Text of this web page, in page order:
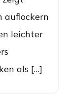
auflockern
leichter
als […]